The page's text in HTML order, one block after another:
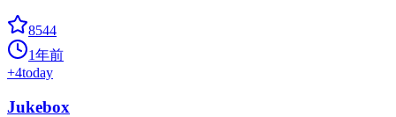
8544
1年前
+4today
Jukebox